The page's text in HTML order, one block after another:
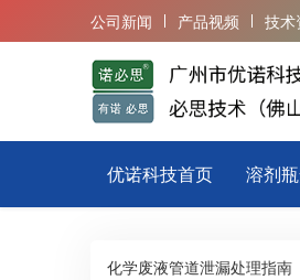
公司新闻 产品视频 技术
优诺科技首页 溶剂
化学废液管道泄漏处理指南